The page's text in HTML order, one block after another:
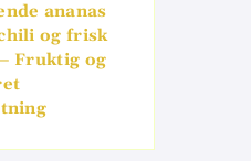
ananas
og frisk
Fruktig og